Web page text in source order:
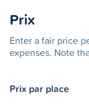
Prix
Enter a fair price
expenses. Note
Prix par place